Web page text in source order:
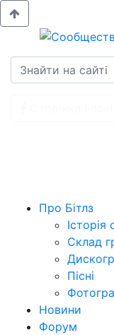
Про Бітлз
Історія
Склад
Пісні
Новини
Форум